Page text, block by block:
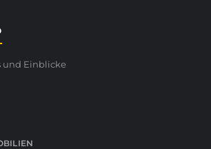
und Einblicke